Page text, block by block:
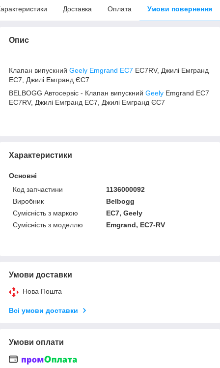
Доставка Оплата Умови повернення
Опис
Клапан випускний Geely Emgrand EC7 EC7RV, Джилі Емгранд
ЕС7, Джилі Емгранд ЄС7
BELBOGG Автосервіс - Клапан випускний Geely Emgrand EC7
EC7RV, Джилі Емгранд ЕС7, Джилі Емгранд ЄС7
Характеристики
Основні
Код запчастини
1136000092
Виробник
Belbogg
Сумісність з маркою
EC7, Geely
Сумісність з моделлю
Emgrand, EC7-RV
Умови доставки
Нова Пошта
Всі умови доставки
Умови оплати